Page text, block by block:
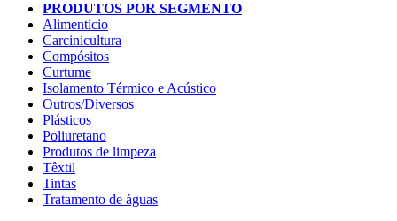
PRODUTOS POR SEGMENTO
Alimentício
Carcinicultura
Compósitos
Curtume
Isolamento Térmico e Acústico
Outros/Diversos
Plásticos
Poliuretano
Produtos de limpeza
Têxtil
Tintas
Tratamento de águas